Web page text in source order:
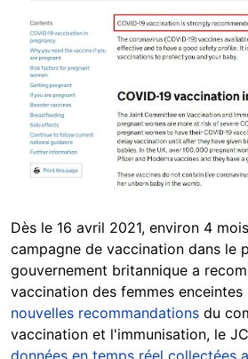
Dès le 16 avril 2021, environ 4
campagne de vaccination dans le
gouvernement britannique a
vaccination des femmes enceintes
nouvelles recommandations du
vaccination et l'immunisation, le
données en temps réel collectées